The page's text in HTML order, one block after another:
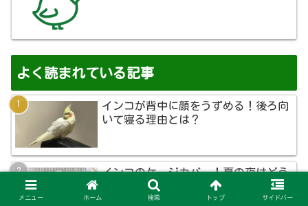
よく読まれている記事
インコが背中に顔をうずめる！後ろ向
いて寝る理由とは？
インコのケージカバー！夏の夜はどう
メニュー ホーム 検索 トップ サイドバー